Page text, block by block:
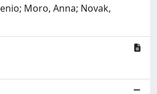
Moro, Anna; Novak,